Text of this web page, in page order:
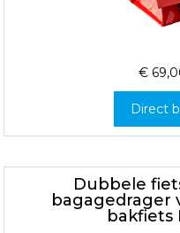
€
Direct
Dubbele
bagagedrager